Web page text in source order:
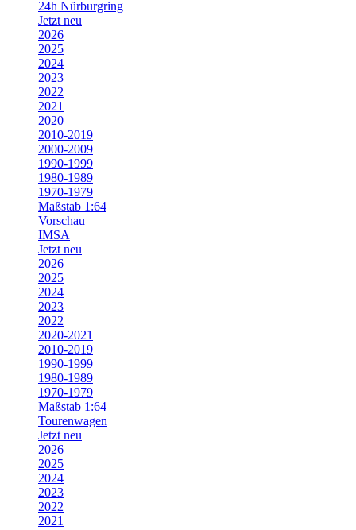
24h Nürburgring
Jetzt neu
2026
2025
2024
2023
2022
2021
2020
2010-2019
2000-2009
1990-1999
1980-1989
1970-1979
Maßstab 1:64
Vorschau
IMSA
Jetzt neu
2026
2025
2024
2023
2022
2020-2021
2010-2019
1990-1999
1980-1989
1970-1979
Maßstab 1:64
Tourenwagen
Jetzt neu
2026
2025
2024
2023
2022
2021